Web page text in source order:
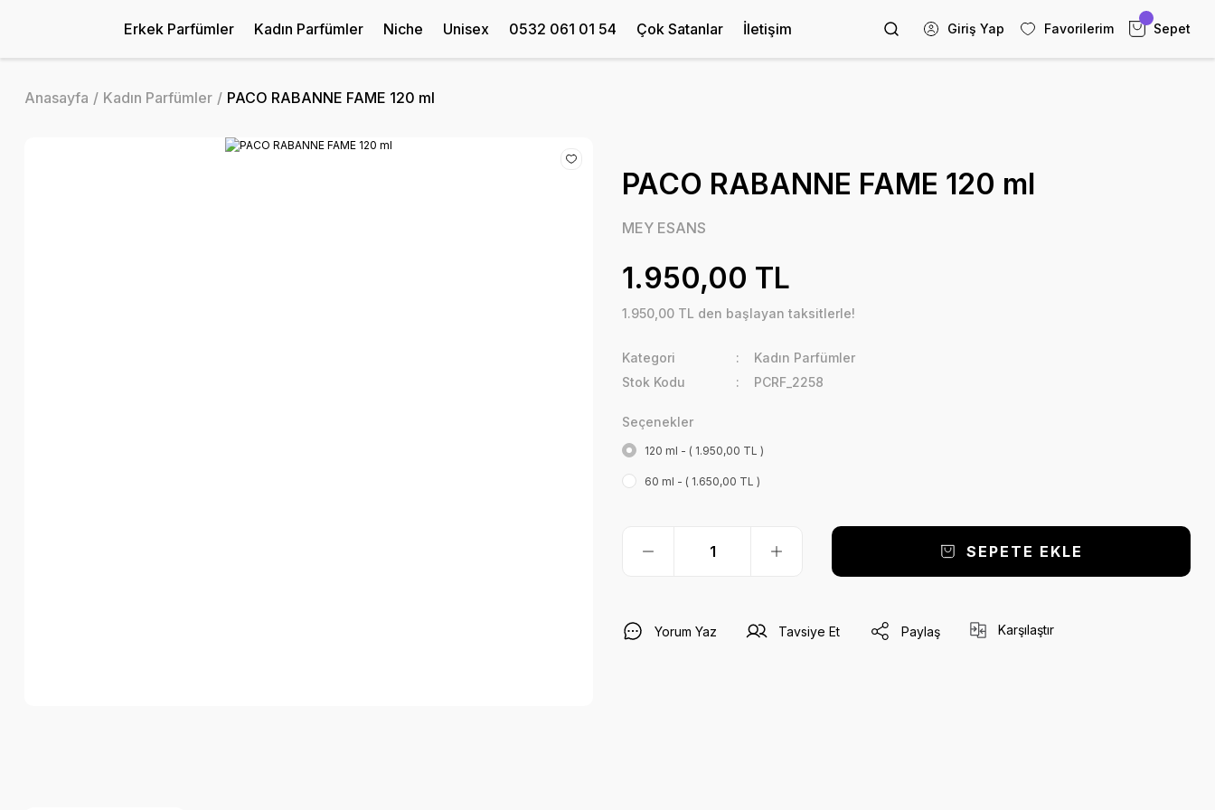
Erkek Parfümler Kadın Parfümler Niche Unisex 0532 061 01 54 Çok Satanlar İletişim Giriş Yap Favorilerim Sepet
Anasayfa Kadın Parfümler PACO RABANNE FAME 120 ml
PACO RABANNE FAME 120 ml
MEY ESANS
1.950,00 TL
1.950,00 TL den başlayan taksitlerle!
Kategori
Kadın Parfümler
Stok Kodu
PCRF_2258
Seçenekler
120 ml - ( 1.950,00 TL )
60 ml - ( 1.650,00 TL )
SEPETE EKLE
Yorum Yaz Tavsiye Et Paylaş Karşılaştır